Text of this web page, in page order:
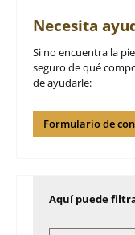
Necesita
Si no encuentra la
seguro de qué
de ayudarle:
Formulario de
Aquí puede